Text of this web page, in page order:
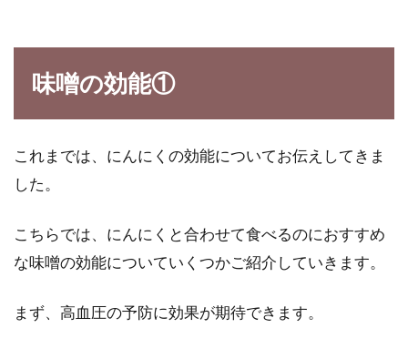
れの栄養＆レシピの紹介
トにしたら美味しいですものね。しかし人参や
アボカドは野菜と果物どっち？アボ
味噌の効能①
これまでは、にんにくの効能についてお伝えしてきま
した。
こちらでは、にんにくと合わせて食べるのにおすすめ
な味噌の効能についていくつかご紹介していきます。
まず、高血圧の予防に効果が期待できます。